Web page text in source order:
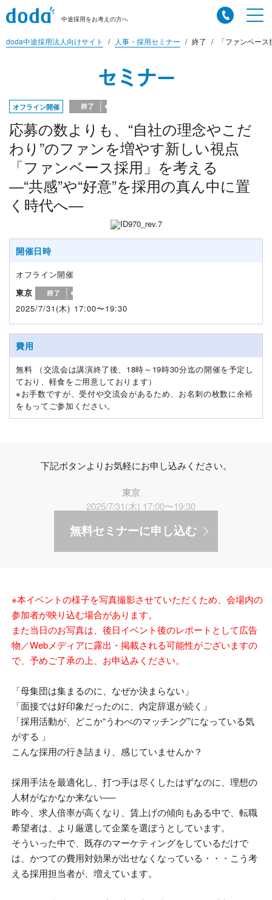
中途採用をお考えの方へ
doda中途採用法人向けサイト 人事・採用セミナー 終了 「ファンベー
セミナー
オフライン開催
応募の数よりも、“自社の理念やこだ
わり”のファンを増やす新しい視点
「ファンベース採用」を考える
―“共感”や“好意”を採用の真ん中に置
く時代へ―
開催日時
オフライン開催
東京
2025/7/31(木) 17:00〜19:30
費用
無料 （交流会は講演終了後、18時～19時30分迄の開催を予定し
ており、軽食をご用意しております）
※お手数ですが、受付や交流会があるため、お名刺の枚数に余裕
をもってご参加ください。
下記ボタンよりお気軽にお申し込みください。
東京
2025/7/31(木) 17:00〜19:30
無料セミナーに申し込む
※本イベントの様子を写真撮影させていただくため、会場内の
参加者が映り込む場合があります。
また当日のお写真は、後日イベント後のレポートとして広告
物／Webメディアに露出・掲載される可能性がございますの
で、予めご了承の上、お申込みください。
「母集団は集まるのに、なぜか決まらない」
「面接では好印象だったのに、内定辞退が続く」
「採用活動が、どこか“うわべのマッチング”になっている気
がする 」
こんな採用の行き詰まり、感じていませんか？
採用手法を最適化し、打つ手は尽くしたはずなのに、理想の
人材がなかなか来ない──
昨今、求人倍率が高くなり、賃上げの傾向もある中で、転職
希望者は、より厳選して企業を選ぼうとしています。
そういった中で、既存のマーケティングをしているだけで
は、かつての費用対効果が出せなくなっている・・・こう考
える採用担当者が、増えています。